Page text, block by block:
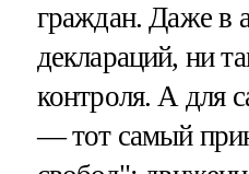
граждан. Даже в
деклараций, ни
контроля. А для
— тот самый